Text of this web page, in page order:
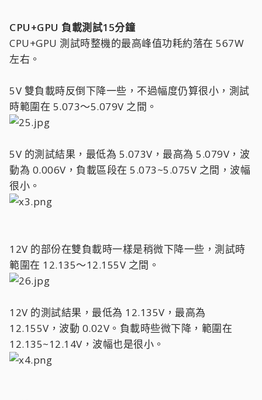
CPU+GPU 負載測試15分鐘
CPU+GPU 測試時整機的最高峰值功耗約落在 567W
左右。
5V 雙負載時反倒下降一些，不過幅度仍算很小，測試
時範圍在 5.073～5.079V 之間。
5V 的測試結果，最低為 5.073V，最高為 5.079V，波
動為 0.006V，負載區段在 5.073~5.075V 之間，波幅
很小。
12V 的部份在雙負載時一樣是稍微下降一些，測試時
範圍在 12.135～12.155V 之間。
12V 的測試結果，最低為 12.135V，最高為
12.155V，波動 0.02V。負載時些微下降，範圍在
12.135~12.14V，波幅也是很小。